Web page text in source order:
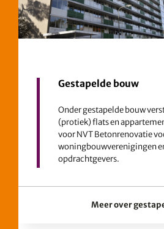
Gestapelde bouw
Onder gestapelde bouw
(protiek) flats en
voor NVT Betonrenovatie
woningbouwverenigingen
opdrachtgevers.
Meer over